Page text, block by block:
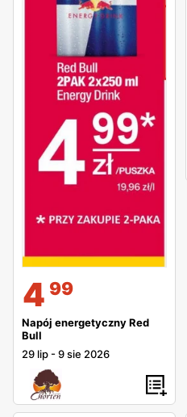
4 99
Napój energetyczny Red
Bull
29 lip -9 sie 2026